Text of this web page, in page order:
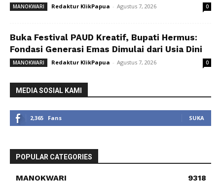
MANOKWARI Redaktur KlikPapua - Agustus 7, 2026 0
Buka Festival PAUD Kreatif, Bupati Hermus:
Fondasi Generasi Emas Dimulai dari Usia Dini
MANOKWARI Redaktur KlikPapua - Agustus 7, 2026 0
MEDIA SOSIAL KAMI
2,365 Fans SUKA
POPULAR CATEGORIES
MANOKWARI
9318